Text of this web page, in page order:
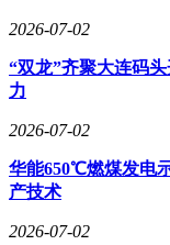
2026-07-02
“双龙”齐聚大连码
力
2026-07-02
华能650℃燃煤发电
产技术
2026-07-02